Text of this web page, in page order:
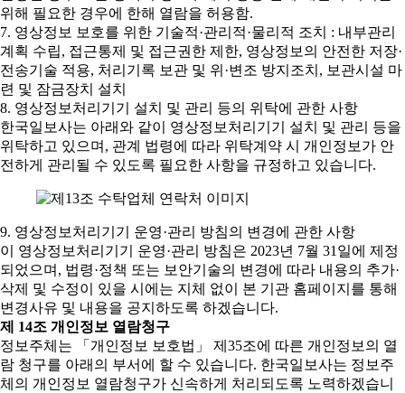
위해 필요한 경우에 한해 열람을 허용함.
7. 영상정보 보호를 위한 기술적·관리적·물리적 조치 : 내부관리
계획 수립, 접근통제 및 접근권한 제한, 영상정보의 안전한 저장·
전송기술 적용, 처리기록 보관 및 위·변조 방지조치, 보관시설 마
련 및 잠금장치 설치
8. 영상정보처리기기 설치 및 관리 등의 위탁에 관한 사항
한국일보사는 아래와 같이 영상정보처리기기 설치 및 관리 등을
위탁하고 있으며, 관계 법령에 따라 위탁계약 시 개인정보가 안
전하게 관리될 수 있도록 필요한 사항을 규정하고 있습니다.
9. 영상정보처리기기 운영·관리 방침의 변경에 관한 사항
이 영상정보처리기기 운영·관리 방침은 2023년 7월 31일에 제정
되었으며, 법령·정책 또는 보안기술의 변경에 따라 내용의 추가·
삭제 및 수정이 있을 시에는 지체 없이 본 기관 홈페이지를 통해
변경사유 및 내용을 공지하도록 하겠습니다.
제 14조 개인정보 열람청구
정보주체는 「개인정보 보호법」 제35조에 따른 개인정보의 열
람 청구를 아래의 부서에 할 수 있습니다. 한국일보사는 정보주
체의 개인정보 열람청구가 신속하게 처리되도록 노력하겠습니